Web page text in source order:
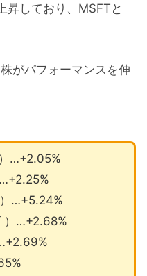
昇しており、MSFTと
がパフォーマンスを伸
…+2.05%
）…+5.24%
）…+2.68%